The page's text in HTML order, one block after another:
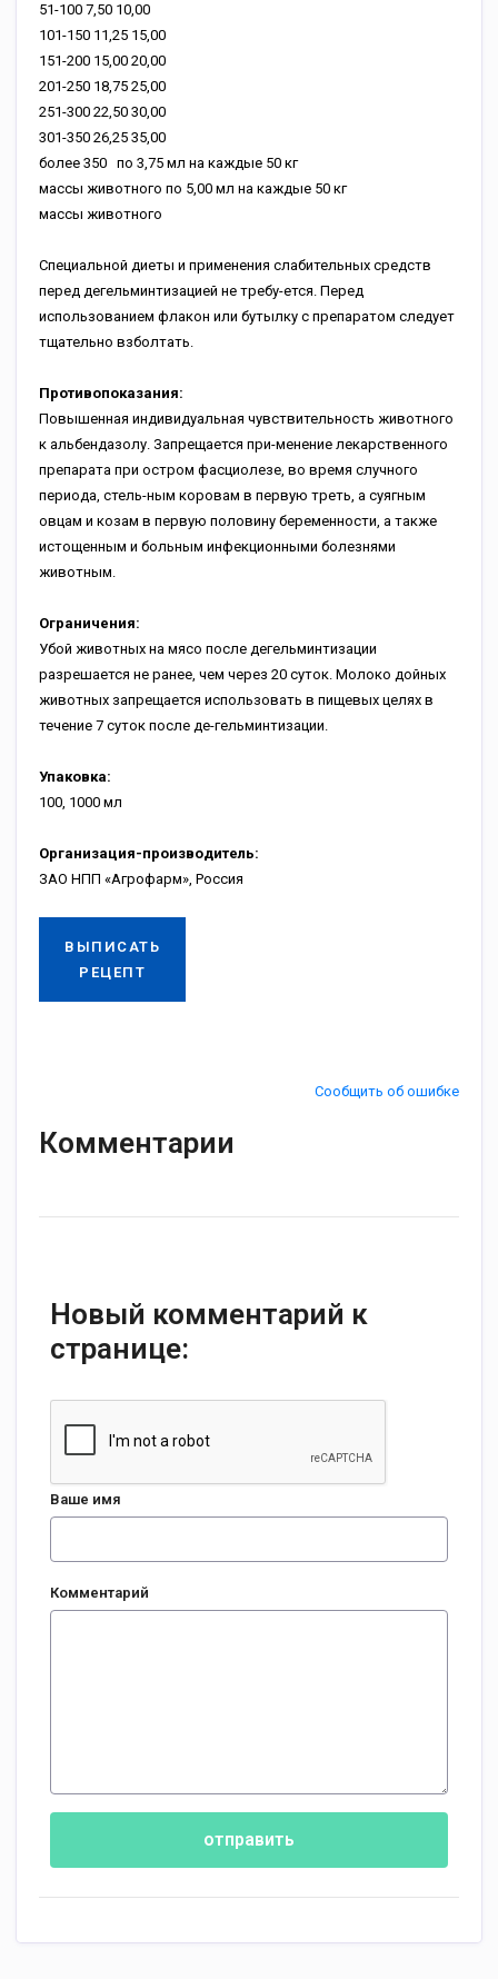
51-100 7,50 10,00
101-150 11,25 15,00
151-200 15,00 20,00
201-250 18,75 25,00
251-300 22,50 30,00
301-350 26,25 35,00
более 350 по 3,75 мл на каждые 50 кг
массы животного по 5,00 мл на каждые 50 кг
массы животного
Специальной диеты и применения слабительных средств
перед дегельминтизацией не требу-ется. Перед
использованием флакон или бутылку с препаратом следует
тщательно взболтать.
Противопоказания:
Повышенная индивидуальная чувствительность животного
к альбендазолу. Запрещается при-менение лекарственного
препарата при остром фасциолезе, во время случного
периода, стель-ным коровам в первую треть, а суягным
овцам и козам в первую половину беременности, а также
истощенным и больным инфекционными болезнями
животным.
Ограничения:
Убой животных на мясо после дегельминтизации
разрешается не ранее, чем через 20 суток. Молоко дойных
животных запрещается использовать в пищевых целях в
течение 7 суток после де-гельминтизации.
Упаковка:
100, 1000 мл
Организация-производитель:
ЗАО НПП «Агрофарм», Россия
ВЫПИСАТЬ
РЕЦЕПТ
Сообщить об ошибке
Комментарии
Новый комментарий к
странице:
Ваше имя
Комментарий
отправить